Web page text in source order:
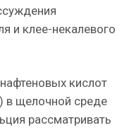
и клее-некалевого
кислот
в щелочной среде
рассматривать